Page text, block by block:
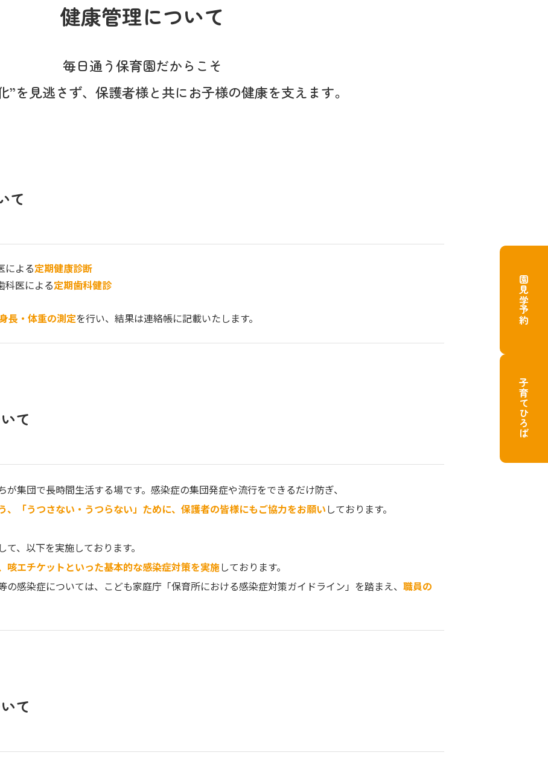
健康管理について
毎日通う保育園だからこそ
”を見逃さず、 保護者様と共にお子様の健康を支えます。
て
よる定期健康診断
医による定期歯科健診
長・体重の測定を行い、結果は連絡帳に記載いたします。
て
集団で長時間生活する場です。感染症の集団発症や流行をできるだけ防ぎ、
、「うつさない・うつらない」ために、保護者の皆様にもご協力をお願いしております。
、以下を実施しております。
咳エチケットといった基本的な感染症対策を実施しております。
感染症については、こども家庭庁「保育所における感染症対策ガイドライン」を踏まえ、 職員の
て
園見学予約
子育てひろば